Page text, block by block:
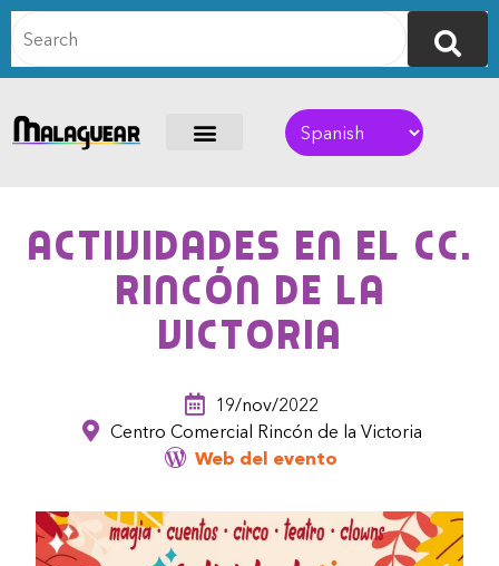
Actividades en el CC.
Rincón de la
Victoria
19/nov/2022
Centro Comercial Rincón de la Victoria
Web del evento